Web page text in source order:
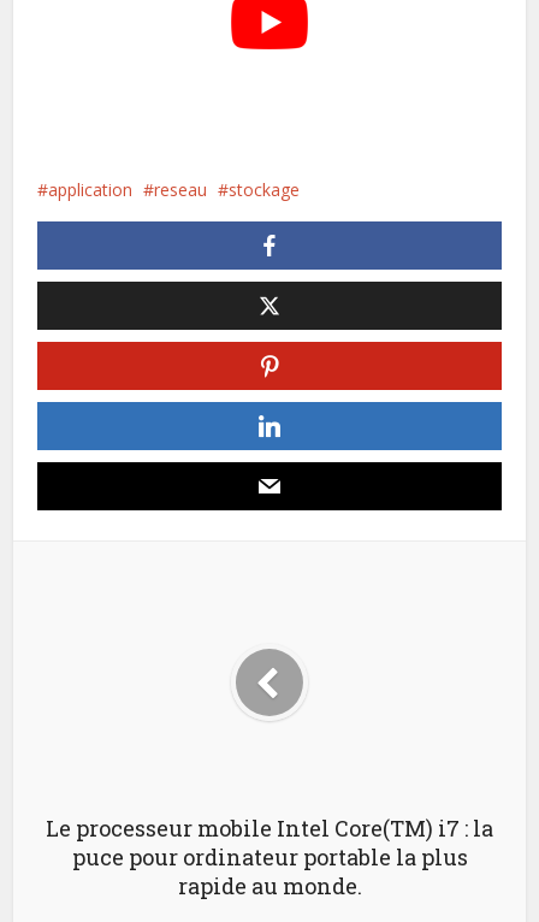
application reseau stockage
Le processeur mobile Intel Core(TM) i7 : la
puce pour ordinateur portable la plus
rapide au monde.